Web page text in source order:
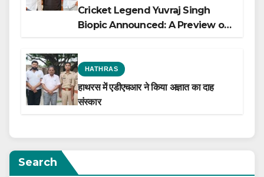
Cricket Legend Yuvraj Singh
Biopic Announced: A Preview of
HATHRAS
हाथरस में एडीएचआर ने किया अज्ञात का दाह
संस्कार
Search